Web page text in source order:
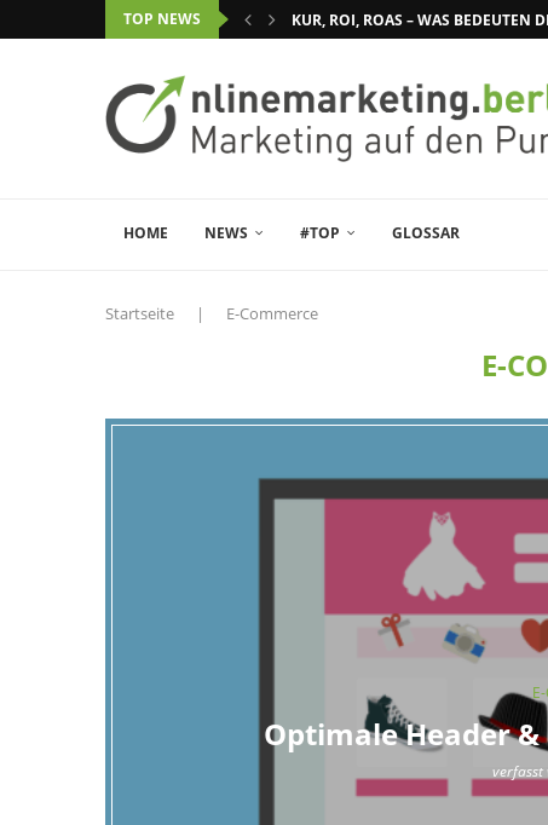
TOP NEWS KUR, ROI, ROAS – WAS BEDEUTEN
HOME NEWS #TOP GLOSSAR
Startseite | E-Commerce
E-
Optimale Header